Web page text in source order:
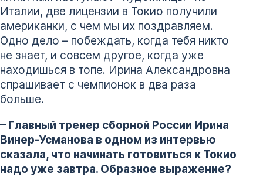
Италии, две лицензии в Токио получили
американки, с чем мы их поздравляем.
Одно дело – побеждать, когда тебя никто
не знает, и совсем другое, когда уже
находишься в топе. Ирина Александровна
спрашивает с чемпионок в два раза
больше.
– Главный тренер сборной России Ирина
Винер-Усманова в одном из интервью
сказала, что начинать готовиться к Токио
надо уже завтра. Образное выражение?